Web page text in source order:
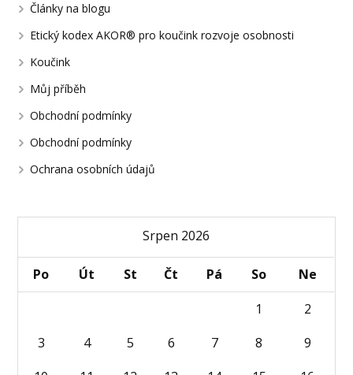
Články na blogu
Etický kodex AKOR® pro koučink rozvoje osobnosti
Koučink
Můj příběh
Obchodní podmínky
Obchodní podmínky
Ochrana osobních údajů
Srpen 2026
Po Út St Čt Pá So
Ne
1
2
3
4 5 6 7 8
9